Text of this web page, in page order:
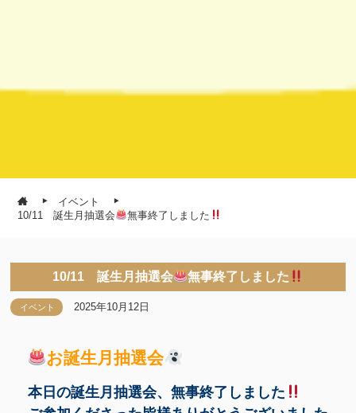
イベント
10/11 誕生月抽選会
無事終了しました
10/11 誕生月抽選会 無事終了しました
イベント 2025年10月12日
お誕生月抽選会
本日の誕生月抽選会、無事終了しました